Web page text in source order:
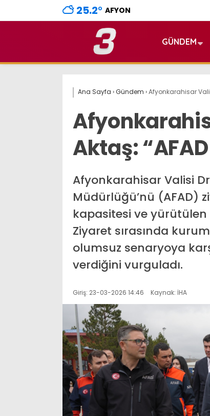
25.2° AFYON
GÜNDEM
Ana Sayfa ›Gündem ›Afyonkarahisar
Aktaş:
Afyonkarahisar Valisi
Müdürlüğü’nü (AFAD)
kapasitesi ve yürütülen
Ziyaret sırasında
olumsuz senaryoya
verdiğini vurguladı.
Giriş: 23-03-2026 14:46 Kaynak: İHA